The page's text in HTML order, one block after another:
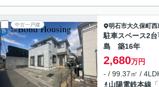
中古一戸建 明石市大久保町西
駐車スペース2
島 築16年
2,680万円
- / 99.37㎡ /
山陽電鉄本線 「